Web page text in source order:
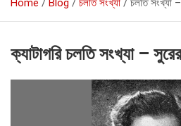
Home Blog চলতি সংখ্যা চলতি সংখ্যা –
ক্যাটাগরিচলতি সংখ্যা – সুরের